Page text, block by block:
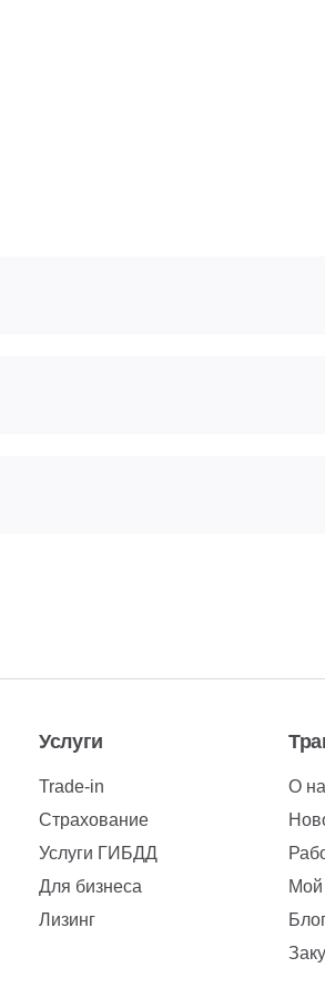
Услуги
Trade-in
Страхование
Услуги ГИБДД
Для бизнеса
Лизинг
О